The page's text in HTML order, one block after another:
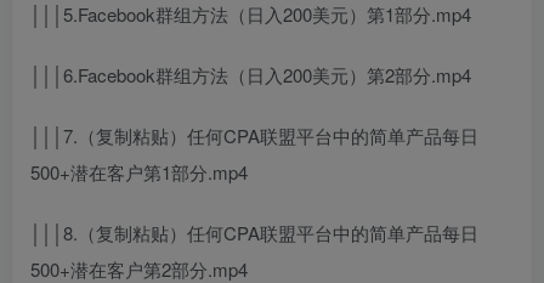
│││5.Facebook群组方法（日入200美元）第1部分.mp4
│││6.Facebook群组方法（日入200美元）第2部分.mp4
│││7.（复制粘贴）任何CPA联盟平台中的简单产品每日
500+潜在客户第1部分.mp4
│││8.（复制粘贴）任何CPA联盟平台中的简单产品每日
500+潜在客户第2部分.mp4